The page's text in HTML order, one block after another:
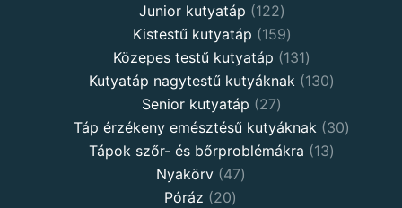
Junior kutyatáp 122122
products
Kistestű kutyatáp 159159
products
Közepes testű kutyatáp 131131
products
Kutyatáp nagytestű kutyáknak 130130
Senior kutyatáp 2727
products
Táp érzékeny emésztésű kutyáknak 3030
Tápok szőr- és bőrproblémákra 1313
Nyakörv 4747
Póráz 2020